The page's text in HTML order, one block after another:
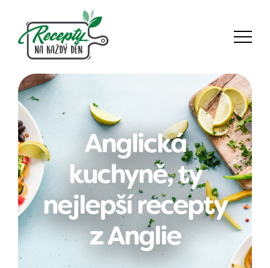
Anglická
kuchyně, ty
nejlepší recepty
z Anglie